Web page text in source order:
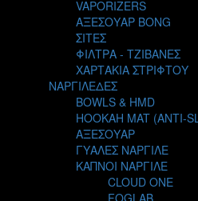
VAPORIZERS
ΑΞΕΣΟΥΑΡ BONG
ΣΙΤΕΣ
ΦΙΛΤΡΑ - ΤΖΙΒΑΝΕΣ
ΧΑΡΤΑΚΙΑ ΣΤΡΙΦΤΟΥ
ΝΑΡΓΙΛΕΔΕΣ
BOWLS & HMD
HOOKAH MAT (ANTI-
ΑΞΕΣΟΥΑΡ
ΓΥΑΛΕΣ ΝΑΡΓΙΛΕ
ΚΑΠΝΟΙ ΝΑΡΓΙΛΕ
CLOUD ONE
FOGLAB